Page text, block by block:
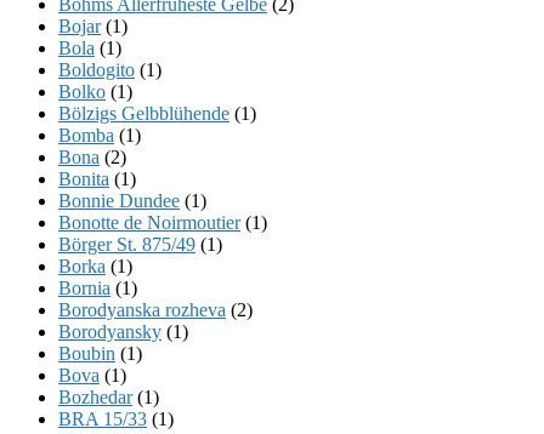
Bojar(1)
Bola (1)
Boldogito (1)
Bolko (1)
Bölzigs Gelbblühende (1)
Bomba (1)
Bona (2)
Bonita (1)
Bonnie Dundee (1)
Bonotte de Noirmoutier(1)
Börger St. 875/49 (1)
Borka (1)
Bornia (1)
Borodyanska rozheva (2)
Borodyansky (1)
Boubin (1)
Bova (1)
Bozhedar(1)
BRA 15/33 (1)